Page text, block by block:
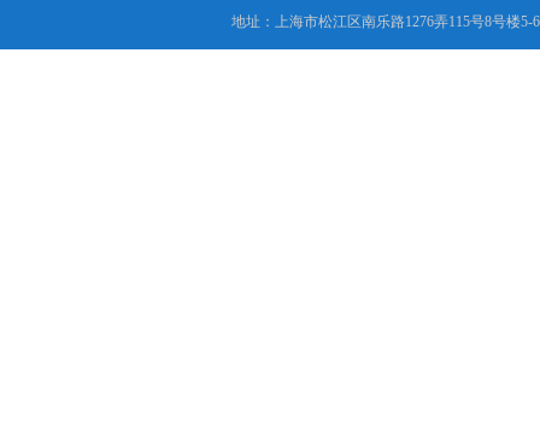
地址：上海市松江区南乐路1276弄115号8号楼5-